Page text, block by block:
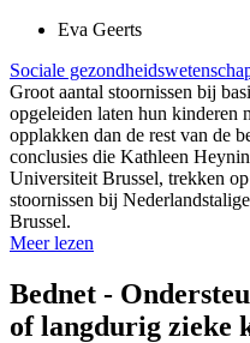
Eva Geerts
Sociale
Groot aantal stoornissen bij
opgeleiden laten hun kinderen
opplakken dan de rest van de
conclusies die Kathleen
Universiteit Brussel, trekken
stoornissen bij
Brussel.
Meer lezen
Bednet -
of langdurig zieke